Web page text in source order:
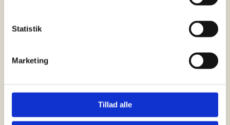
Statistik
Marketing
Tillad alle
Info@arkitektpejse.dk
Instagram
Forside